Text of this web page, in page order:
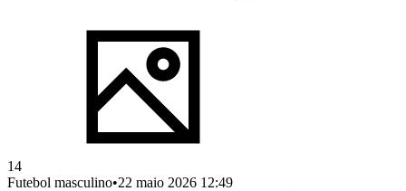
14
Futebol masculino•22 maio 2026 12:49